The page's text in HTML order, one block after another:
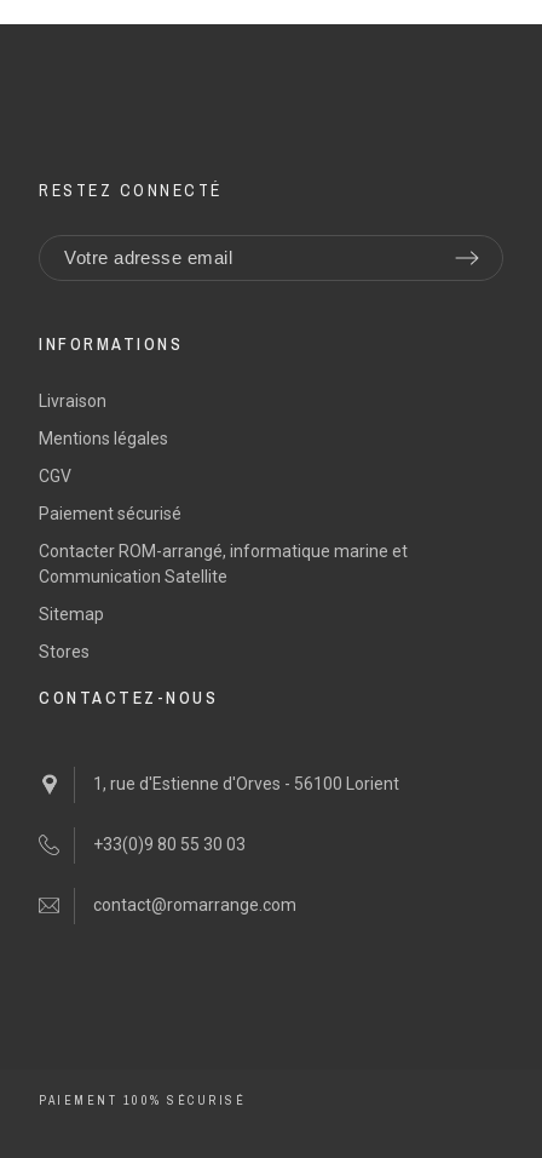
RESTEZ CONNECTÉ
INFORMATIONS
Livraison
Mentions légales
CGV
Paiement sécurisé
Contacter ROM-arrangé, informatique marine et
Communication Satellite
Sitemap
Stores
CONTACTEZ-NOUS
1, rue d'Estienne d'Orves - 56100 Lorient
+33(0)9 80 55 30 03
contact@romarrange.com
PAIEMENT 100% SÉCURISÉ